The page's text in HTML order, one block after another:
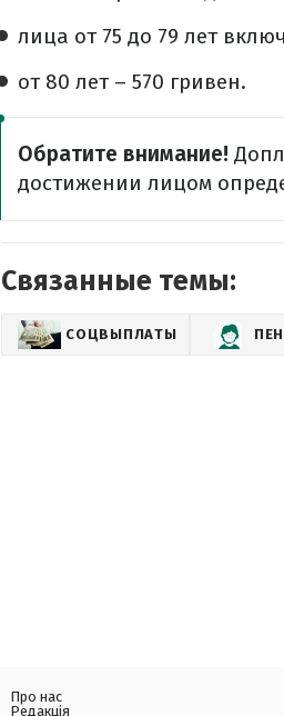
лица от 75 до 79 лет
от 80 лет – 570 гривен.
Обратите внимание!
достижении лицом
Связанные темы:
СОЦВЫПЛАТЫ
Про нас
Редакція